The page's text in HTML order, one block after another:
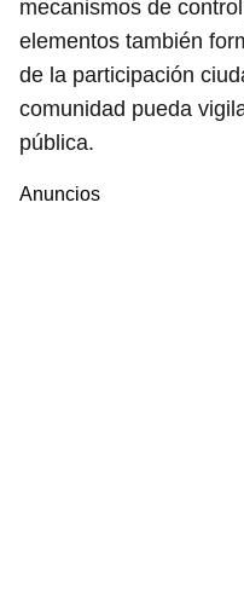
mecanismos de
elementos también
de la participación
comunidad pueda
pública.
Anuncios